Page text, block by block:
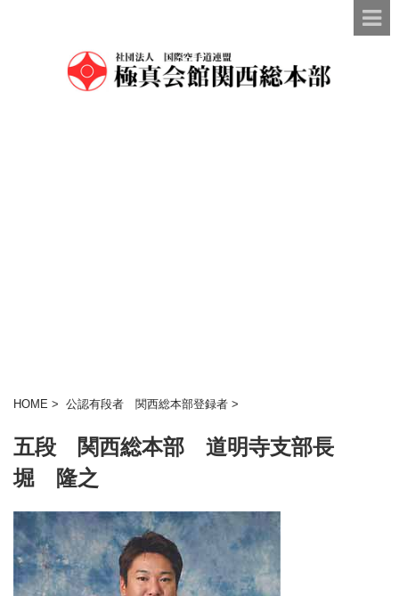
HOME > 公認有段者 関西総本部登録者 >
五段 関西総本部 道明寺支部長
堀 隆之